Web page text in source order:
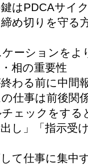
鍵はPDCAサイ
締め切りを守る
ケーションをよ
・相の重要性
終わる前に中間
の仕事は前後関
チェックをす
出し」「指示
て仕事に集中